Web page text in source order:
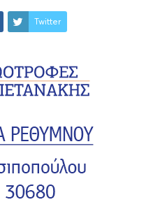
Twitter